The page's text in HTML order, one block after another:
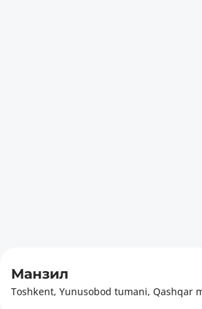
Манзил
Toshkent, Yunusobod tumani, Qashqar